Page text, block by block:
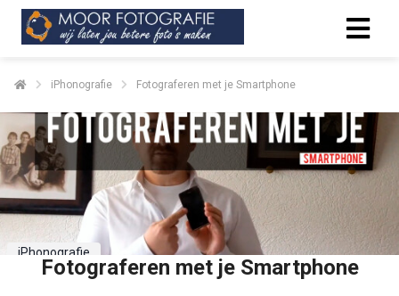
iPhonografie Fotograferen met je Smartphone
iPhonografie
Fotograferen met je Smartphone